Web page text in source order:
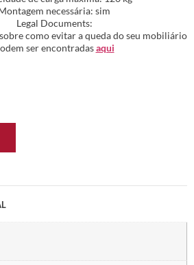
necessária: sim
Legal Documents:
como evitar a queda do seu mobiliário
ser encontradasaqui